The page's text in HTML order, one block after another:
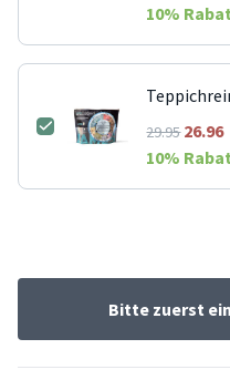
10%
29.9526.96
10%
Bitte zuerst